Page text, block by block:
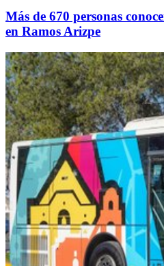
Más de 670 personas
en Ramos Arizpe